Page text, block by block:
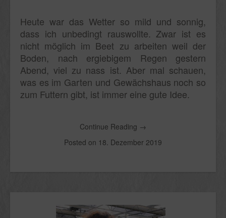
Heute war das Wetter so mild und sonnig,
dass ich unbedingt rauswollte. Zwar ist es
nicht möglich im Beet zu arbeiten weil der
Boden, nach ergiebigem Regen gestern
Abend, viel zu nass ist. Aber mal schauen,
was es im Garten und Gewächshaus noch so
zum Futtern gibt, ist immer eine gute Idee.
Continue Reading →
Posted on 18. Dezember 2019